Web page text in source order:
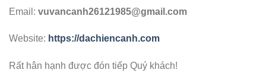
Email: vuvancanh26121985@gmail.com
Website: https://dachiencanh.com
Rất hân hạnh được đón tiếp Quý khách!